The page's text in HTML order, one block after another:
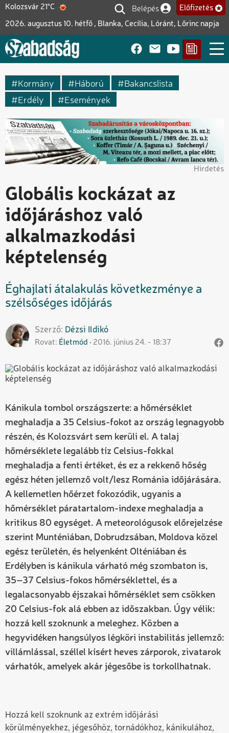
Ugrás
tartalomra
Kolozsvár 21°C
2026. augusztus 10. hétfő , Blanka, Cecília, Lóránt, Lőrinc napja
Felhasználói fiók
Belépés Előfizetés
Kormány Háború
Bakancslista
Erdély
Események
Hirdetés
Globális kockázat az
időjáráshoz való
alkalmazkodási
képtelenség
Éghajlati átalakulás következménye a
szélsőséges időjárás
Szerző Dézsi Ildikó
Rovat Életmód 2016. június 24. - 18:37
Kánikula tombol országszerte: a hőmérséklet
meghaladja a 35 Celsius-fokot az ország legnagyobb
részén, és Kolozsvárt sem kerüli el. A talaj
hőmérséklete legalább tíz Celsius-fokkal
meghaladja a fenti értéket, és ez a rekkenő hőség
egész héten jellemző volt/lesz Románia időjárására.
A kellemetlen hőérzet fokozódik, ugyanis a
hőmérséklet páratartalom-indexe meghaladja a
kritikus 80 egységet. A meteorológusok előrejelzése
szerint Munténiában, Dobrudzsában, Moldova közel
egész területén, és helyenként Olténiában és
Erdélyben is kánikula várható még szombaton is,
35–37 Celsius-fokos hőmérséklettel, és a
legalacsonyabb éjszakai hőmérséklet sem csökken
20 Celsius-fok alá ebben az időszakban. Úgy vélik:
hozzá kell szoknunk a meleghez. Közben a
hegyvidéken hangsúlyos légköri instabilitás jellemző:
villámlással, széllel kísért heves zárporok, zivatarok
várhatók, amelyek akár jégesőbe is torkollhatnak.
Hozzá kell szoknunk az extrém időjárási
körülményekhez, jégesőhöz, tornádókhoz, kánikulához,